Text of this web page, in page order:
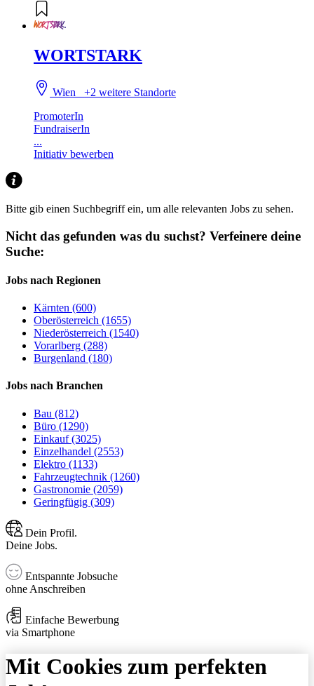
WORTSTARK
Wien+2 weitere Standorte
PromoterIn
FundraiserIn
...
Initiativ bewerben
Bitte gib einen Suchbegriff ein, um alle relevanten Jobs zu sehen.
Nicht das gefunden was du suchst? Verfeinere deine
Suche:
Jobs nach Regionen
Kärnten (600)
Oberösterreich (1655)
Niederösterreich (1540)
Vorarlberg (288)
Burgenland (180)
Jobs nach Branchen
Bau (812)
Büro (1290)
Einkauf (3025)
Einzelhandel (2553)
Elektro (1133)
Fahrzeugtechnik (1260)
Gastronomie (2059)
Geringfügig (309)
Dein Profil.
Deine Jobs.
Entspannte Jobsuche
ohne Anschreiben
Einfache Bewerbung
via Smartphone
Mit Cookies zum perfekten